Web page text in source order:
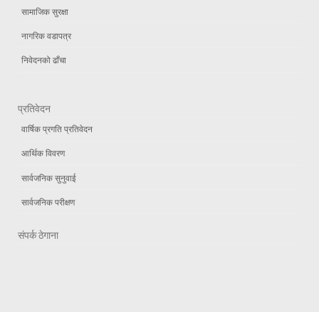
सामाजिक सुरक्षा
नागरिक वडापत्र
निवेदनको ढाँचा
प्रतिवेदन
वार्षिक प्रगति प्रतिवेदन
आर्थिक विवरण
सार्वजनिक सुनुवाई
सार्वजनिक परीक्षण
संपर्क ठेगाना